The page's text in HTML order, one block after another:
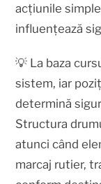
acțiunile
influențează
💡 La baza
sistem, iar
determină
Structura
atunci când
marcaj rutier,